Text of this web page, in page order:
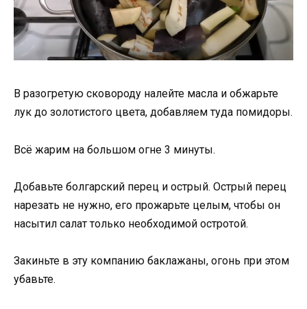
В разогретую сковороду налейте масла и обжарьте
лук до золотистого цвета, добавляем туда помидоры.
Всё жарим на большом огне 3 минуты.
Добавьте болгарский перец и острый. Острый перец
нарезать не нужно, его прожарьте целым, чтобы он
насытил салат только необходимой остротой.
Закиньте в эту компанию баклажаны, огонь при этом
убавьте.